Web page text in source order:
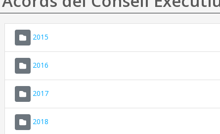
2015
2016
2017
2018